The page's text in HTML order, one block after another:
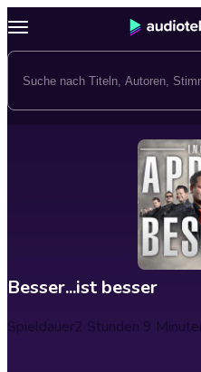
Besser...ist besser
Spieldauer2 Stunden 9